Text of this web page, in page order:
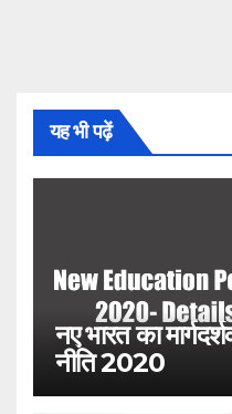
यह भी पढ़ें
नए भारत का
नीति 2020